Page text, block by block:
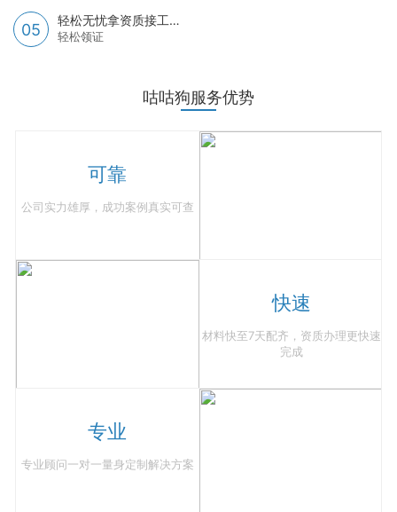
05
轻松无忧拿资质接工程
轻松领证
咕咕狗服务优势
可靠
公司实力雄厚，成功案例真实可查
快速
材料快至7天配齐，资质办理更快速
完成
专业
专业顾问一对一量身定制解决方案